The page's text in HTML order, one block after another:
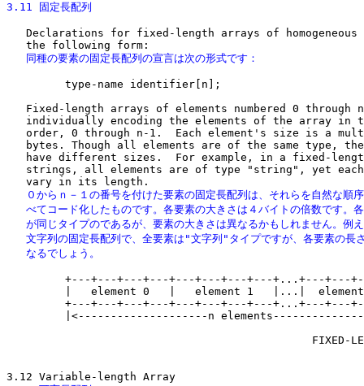
3.11 固定長配列
Declarations for fixed-length arrays of homogeneous
   同種の要素の固定長配列の宣言は次の形式です：
         type-name identifier[n];
Fixed-length arrays of elements numbered 0 through
individually encoding the elements of the array in
order, 0 through n-1.  Each element's size is a
bytes. Though all elements are of the same type,
have different sizes.  For example, in a fixed-
strings, all elements are of type "string", yet
０からｎ－１の番号を付けた要素の固定長配列は、それらを自然な順
べてコード化したものです。各要素の大きさは４バイトの倍数です。
が同じタイプのであるが、要素の大きさは異なるかもしれません。例
文字列の固定長配列で、全要素は"文字列"タイプですが、各要素の長
   なるでしょう。
+---+---+---+---+---+---+---+---+...+---+---
|   element 0   |   element 1   |...|
+---+---+---+---+---+---+---+---+...+---+---
|<--------------------n
FIXED-